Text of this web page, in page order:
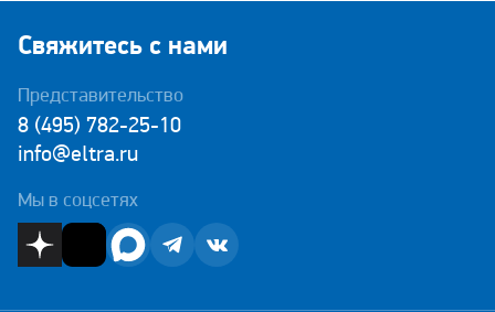
Свяжитесь с нами
Представительство
8 (495) 782-25-10
info@eltra.ru
Мы в соцсетях